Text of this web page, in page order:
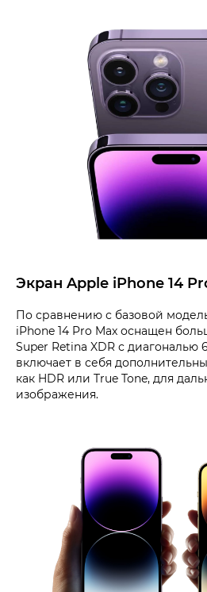
Экран Apple iPhone 14
По сравнению с базовой
iPhone 14 Pro Max оснащен
Super Retina XDR с диагональю
включает в себя
как HDR или True Tone, для
изображения.